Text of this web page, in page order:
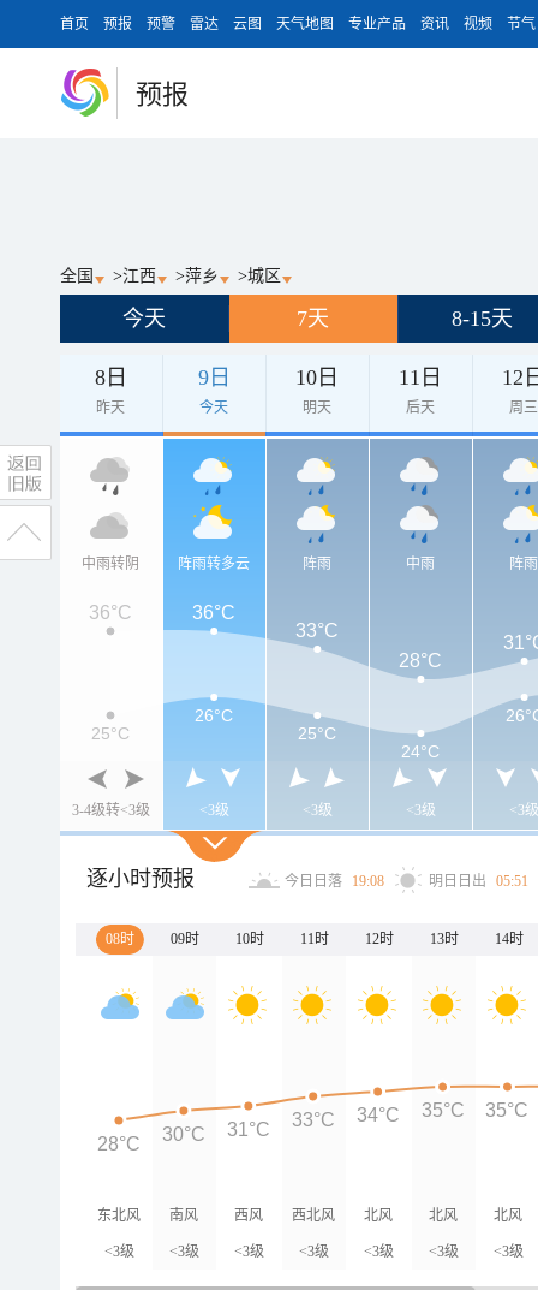
首页 预报 预警 雷达 云图 天气地图 专业产品 资讯 视频 节气
预报
全国 >江西 >萍乡 >城区
今天 7天 8-15天
8日
昨天
9日
今天
10日
明天
11日
后天
12
周三
中雨转阴
3-4级转<3级
阵雨转多云
<3级
阵雨
<3级
中雨
<3级
阵雨
<3级
36°C
36°C
33°C
28°C
25°C
26°C
25°C
24°C
逐小时预报 今日日落 19:08 明日日出 05:51
08时 09时 10时 11时 12时 13时 14时
东北风
<3级
南风
<3级
西风
<3级
西北风
<3级
北风
<3级
北风
<3级
北风
<3级
28°C 30°C 31°C 33°C 34°C 35°C 35°C